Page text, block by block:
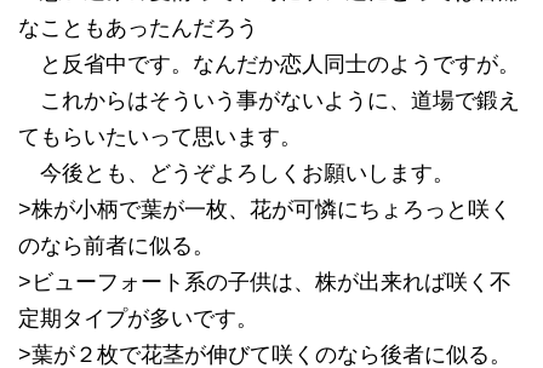
なこともあったんだろう
と反省中です。なんだか恋人同士のようですが。
これからはそういう事がないように、道場で鍛え
てもらいたいって思います。
今後とも、どうぞよろしくお願いします。
>株が小柄で葉が一枚、花が可憐にちょろっと咲く
のなら前者に似る。
>ビューフォート系の子供は、株が出来れば咲く不
定期タイプが多いです。
>葉が２枚で花茎が伸びて咲くのなら後者に似る。